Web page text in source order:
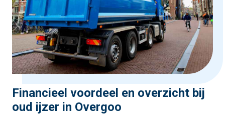
Financieel voordeel en overzicht bij
oud ijzer in Overgoo